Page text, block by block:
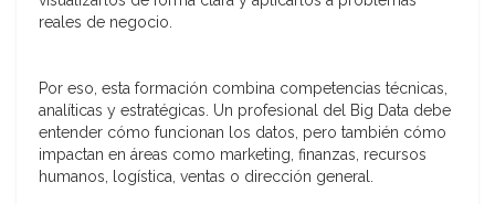
reales de negocio.
Por eso, esta formación combina competencias técnicas,
analíticas y estratégicas. Un profesional del Big Data debe
entender cómo funcionan los datos, pero también cómo
impactan en áreas como marketing, finanzas, recursos
humanos, logística, ventas o dirección general.